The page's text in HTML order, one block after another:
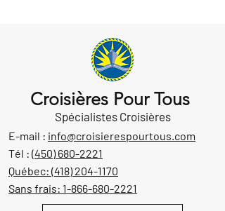
Croisières Pour Tous
Spécialistes Croisières
E-mail : info@croisierespourtous.com
Tél : (450) 680-2221
Québec: (418) 204-1170
Sans frais: 1-866-680-2221